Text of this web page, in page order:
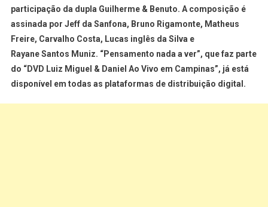
participação da dupla Guilherme & Benuto. A composição é
assinada por Jeff da Sanfona, Bruno Rigamonte, Matheus
Freire, Carvalho Costa, Lucas inglês da Silva e
Rayane Santos Muniz. “Pensamento nada a ver”, que faz parte
do “DVD Luiz Miguel & Daniel Ao Vivo em Campinas”, já está
disponível em todas as plataformas de distribuição digital.